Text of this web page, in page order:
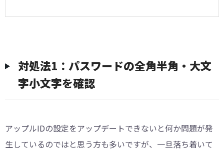
対処法1：パスワードの全角半角・大文
字小文字を確認
アップルIDの設定をアップデートできないと何か問題が発
生しているのではと思う方も多いですが、一旦落ち着いて